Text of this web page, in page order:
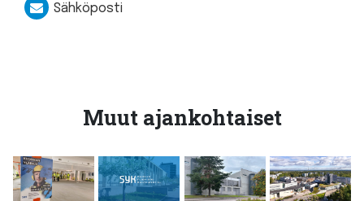
Sähköposti
Muut ajankohtaiset